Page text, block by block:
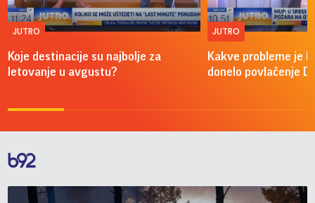
JUTRO
Koje destinacije su najbolje za
letovanje u avgustu?
JUTRO
Kakve probleme je
donelo povlačenje